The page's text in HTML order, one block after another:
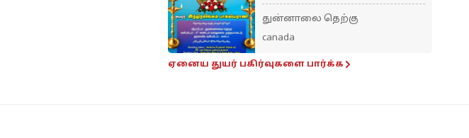
துன்னாலை தெற்கு
canada
ஏனைய துயர் பகிர்வுகளை பார்க்க